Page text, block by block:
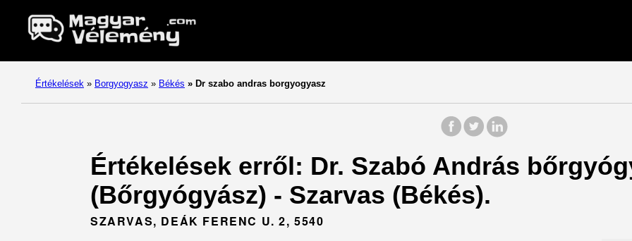
Értékelések » Borgyogyasz » Békés » Dr szabo andras borgyogyasz
Értékelések erről: Dr. Szabó András
(Bőrgyógyász) - Szarvas (Békés).
SZARVAS, DEÁK FERENC U. 2, 5540